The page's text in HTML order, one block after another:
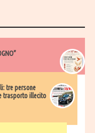
tre persone
trasporto illecito